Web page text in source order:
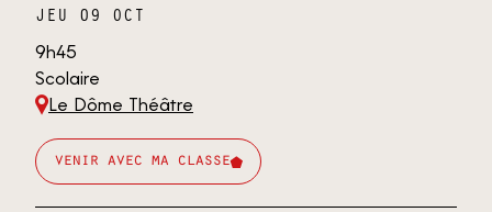
JEU 09 OCT
9h45
Scolaire
Le Dôme Théâtre
venir avec ma classe